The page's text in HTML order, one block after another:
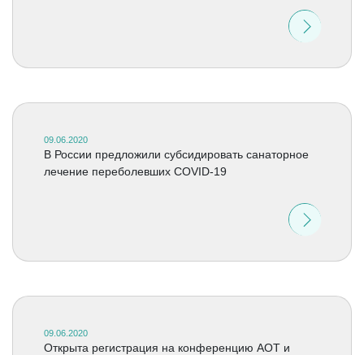
09.06.2020
В России предложили субсидировать санаторное
лечение переболевших COVID-19
09.06.2020
Открыта регистрация на конференцию АОТ и